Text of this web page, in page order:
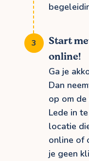
Start
online!
Ga je
Dan
op om
Lede in
locatie
online of
je geen